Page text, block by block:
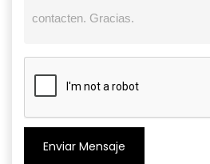
Enviar Mensaje